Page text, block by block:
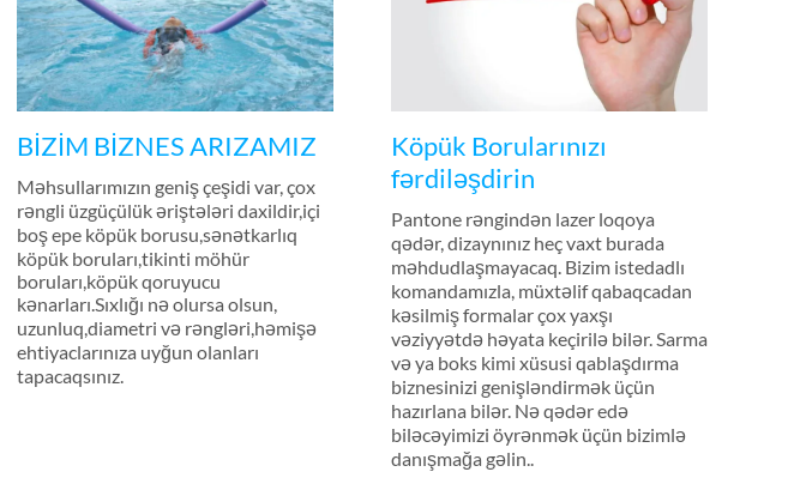
BİZİM BİZNES ARIZAMIZ
Məhsullarımızın geniş çeşidi var, çox
rəngli üzgüçülük əriştələri daxildir,içi
boş epe köpük borusu,sənətkarlıq
köpük boruları,tikinti möhür
boruları,köpük qoruyucu
kənarları.Sıxlığı nə olursa olsun,
uzunluq,diametri və rəngləri,həmişə
ehtiyaclarınıza uyğun olanları
tapacaqsınız.
Köpük Borularınızı
fərdiləşdirin
Pantone rəngindən lazer loqoya
qədər, dizaynınız heç vaxt burada
məhdudlaşmayacaq. Bizim istedadlı
komandamızla, müxtəlif qabaqcadan
kəsilmiş formalar çox yaxşı
vəziyyətdə həyata keçirilə bilər. Sarma
və ya boks kimi xüsusi qablaşdırma
biznesinizi genişləndirmək üçün
hazırlana bilər. Nə qədər edə
biləcəyimizi öyrənmək üçün bizimlə
danışmağa gəlin..